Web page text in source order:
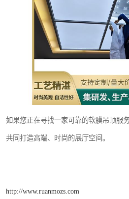
如果您正在寻找一家可靠的软膜吊顶服
共同打造高端、时尚的展厅空间。
http://www.ruanmozs.com